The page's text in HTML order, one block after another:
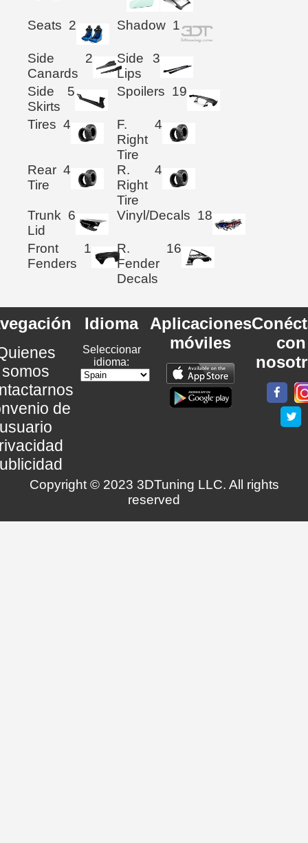
Seats 2 Shadow 1
Side
Canards
2
Side
Lips
3
Side
Skirts
5 Spoilers 19
Tires 4
F.
Right
Tire
4
Rear
Tire
4
R.
Right
Tire
4
Trunk
Lid
6 Vinyl/Decals 18
Front
Fenders
1
R.
Fender
Decals
16
somos
de
Idioma
Seleccionar
idioma:
Aplicaciones
móviles
con
Copyright © 2023 3DTuning LLC. All rights
reserved